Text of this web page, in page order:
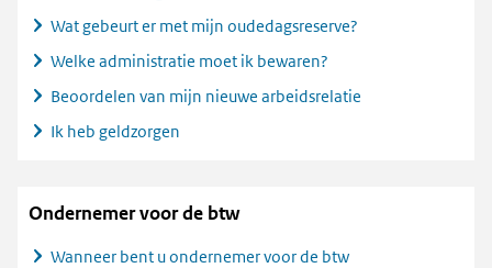
Wat gebeurt er met mijn oudedagsreserve?
Welke administratie moet ik bewaren?
Beoordelen van mijn nieuwe arbeidsrelatie
Ik heb geldzorgen
Ondernemer voor de btw
Wanneer bent u ondernemer voor de btw